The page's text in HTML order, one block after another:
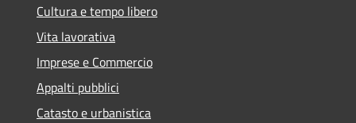
Cultura e tempo libero
Vita lavorativa
Imprese e Commercio
Appalti pubblici
Catasto e urbanistica